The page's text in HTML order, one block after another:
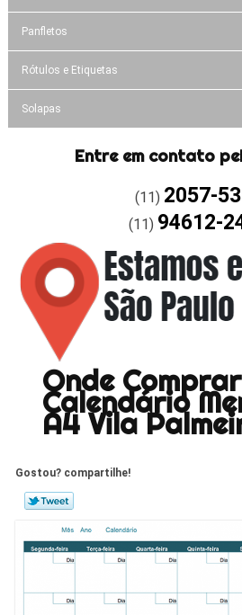
Panfletos
Rótulos e Etiquetas
Solapas
Entre em contato
(11) 2057-
(11) 94612-
Onde Comprar
Calendário
A4 Vila
Gostou? compartilhe!